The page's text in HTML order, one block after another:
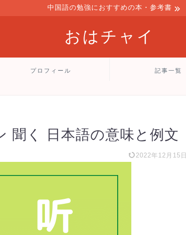
中国語の勉強におすすめの本・参考書
おはチャイ
プロフィール 記事一覧
聞く 日本語の意味と例文
2022年12月15日